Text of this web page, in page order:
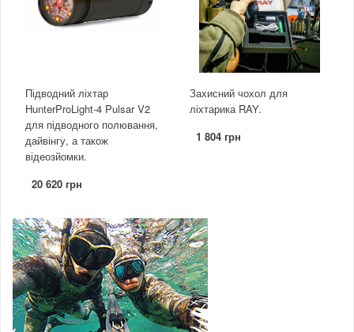
Підводний ліхтар
HunterProLight-4 Pulsar V2
для підводного полювання,
дайвінгу, а також
відеозйомки.
20 620 грн
Захисний чохол для
ліхтарика RAY.
1 804 грн